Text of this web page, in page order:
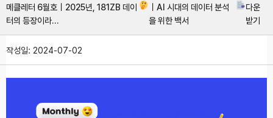
메클레터 6월호｜2025년, 181ZB 데이
터의 등장이라…
｜AI 시대의 데이터 분석
을 위한 백서
다운
받기
작성일: 2024-07-02